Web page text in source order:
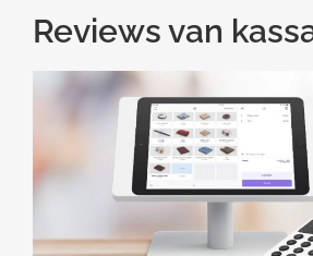
Reviews van